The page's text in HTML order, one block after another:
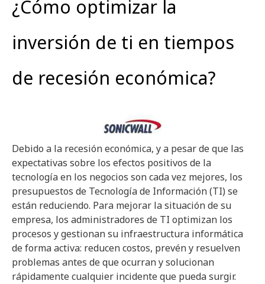
¿Cómo optimizar la
inversión de ti en tiempos
de recesión económica?
Debido a la recesión económica, y a pesar de que las
expectativas sobre los efectos positivos de la
tecnología en los negocios son cada vez mejores, los
presupuestos de Tecnología de Información (TI) se
están reduciendo. Para mejorar la situación de su
empresa, los administradores de TI optimizan los
procesos y gestionan su infraestructura informática
de forma activa: reducen costos, prevén y resuelven
problemas antes de que ocurran y solucionan
rápidamente cualquier incidente que pueda surgir.